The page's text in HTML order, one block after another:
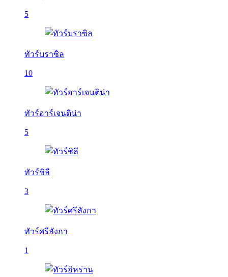
5
ทัวร์บราซิล
10
ทัวร์อาร์เจนติน่า
5
ทัวร์ชิลี
3
ทัวร์ศรีลังกา
1